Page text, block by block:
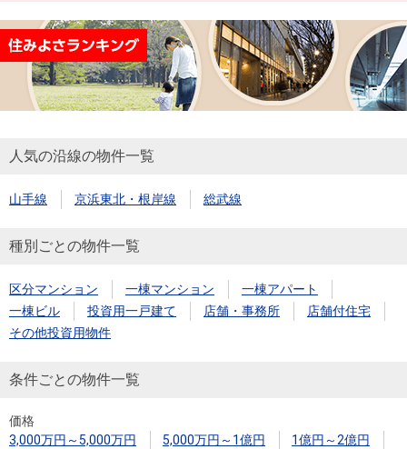
件
を
探
す
購入向け
サービス
ンシミュ
住まいと
暮らしの
税金の本
ック）
購入ガイ
ド
売却向け
サービス
周辺相場
検索
住まい1プ
ラス（お
住まいと
暮らしの
税金の本
（電子ブ
ック）
売却ガイ
ド
人気の沿線の物件一覧
山手線 京浜東北・根岸線 総武線
種別ごとの物件一覧
区分マンション 一棟マンション
一棟アパート
一棟ビル
投資用一戸建て 店舗・事務所
店舗付住宅
その他投資用物件
条件ごとの物件一覧
価格
3,000万円～5,000万円
5,000万円～1億円
1億円～2億円